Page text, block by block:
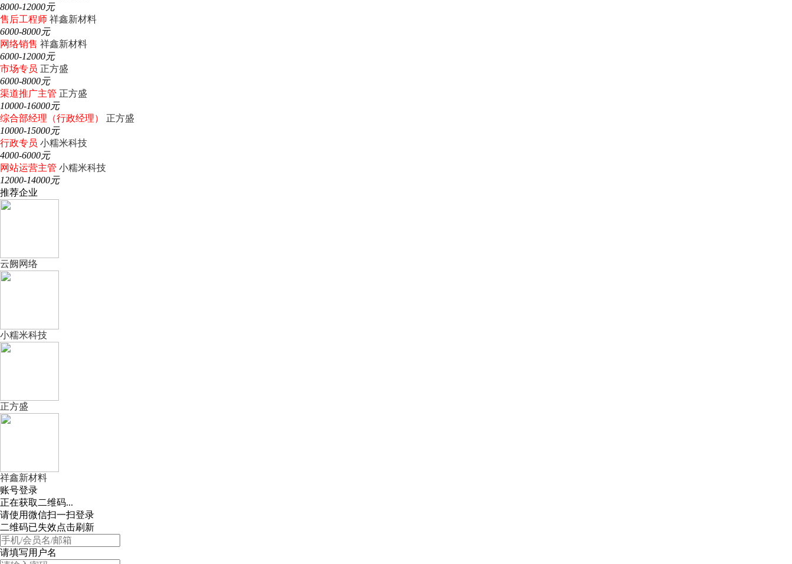
8000-12000元
售后工程师 祥鑫新材料
6000-8000元
网络销售 祥鑫新材料
6000-12000元
市场专员 正方盛
6000-8000元
渠道推广主管 正方盛
10000-16000元
综合部经理（行政经理）
正方盛
10000-15000元
行政专员 小糯米科技
4000-6000元
网站运营主管 小糯米科技
12000-14000元
推荐企业
云阙网络
小糯米科技
正方盛
祥鑫新材料
账号登录
正在获取二维码...
请使用微信扫一扫登录
二维码已失效点击刷新
请填写用户名